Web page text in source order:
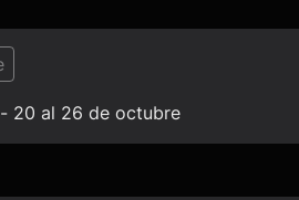
20 al 26 de octubre